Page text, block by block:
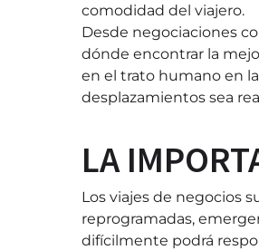
comodidad del viajero.
Desde negociaciones
dónde encontrar la
en el trato humano en
desplazamientos sea
LA
Los viajes de negocios
reprogramadas,
difícilmente podrá